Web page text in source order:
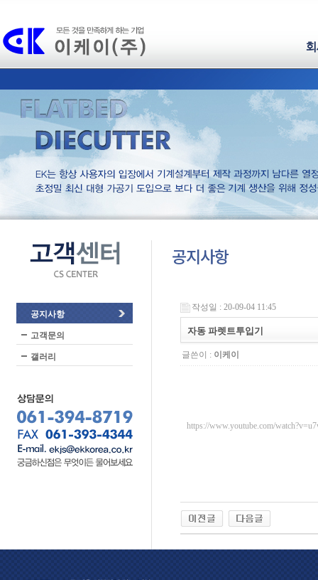
공지사항
고객문의
갤러리
공지사항
작성일 : 20-09-04 11:45
자동 파렛트투입기
글쓴이 : 이케이
https://www.youtube.com/